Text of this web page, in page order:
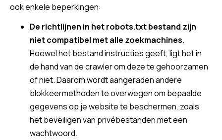
ook enkele beperkingen:
De richtlijnen in het robots.txt bestand zijn
niet compatibel met alle zoekmachines.
Hoewel het bestand instructies geeft, ligt het in
de hand van de crawler om deze te gehoorzamen
of niet. Daarom wordt aangeraden andere
blokkeermethoden te overwegen om bepaalde
gegevens op je website te beschermen, zoals
het beveiligen van privébestanden met een
wachtwoord.